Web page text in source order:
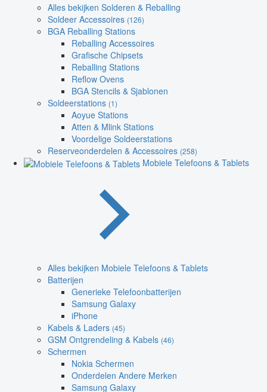
Alles bekijken Solderen & Reballing
Soldeer Accessoires (126)
BGA Reballing Stations
Reballing Accessoires
Grafische Chipsets
Reballing Stations
Reflow Ovens
BGA Stencils & Sjablonen
Soldeerstations (1)
Aoyue Stations
Atten & Mlink Stations
Voordelige Soldeerstations
Reserveonderdelen & Accessoires (258)
Mobiele Telefoons & Tablets
Alles bekijken Mobiele Telefoons & Tablets
Batterijen
Generieke Telefoonbatterijen
Samsung Galaxy
iPhone
Kabels & Laders (45)
GSM Ontgrendeling & Kabels (46)
Schermen
Nokia Schermen
Onderdelen Andere Merken
Samsung Galaxy